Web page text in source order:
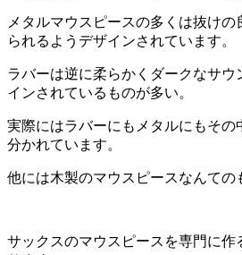
メタルマウスピースの多くは抜け
られるようデザインされています。
ラバーは逆に柔らかくダークなサ
インされているものが多い。
実際にはラバーにもメタルにもその
分かれています。
他には木製のマウスピースなんての
サックスのマウスピースを専門に作